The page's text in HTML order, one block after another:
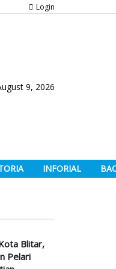
Login
9, 2026
INFORIAL
Blitar,
Pelari